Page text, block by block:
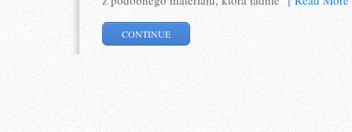
CONTINUE